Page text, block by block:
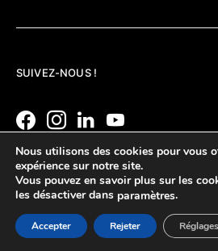
SUIVEZ-NOUS !
Nous utilisons des cookies pour vous
expérience sur notre site.
Vous pouvez en savoir plus sur les
les désactiver dans paramètres.
Accepter Rejeter Réglages